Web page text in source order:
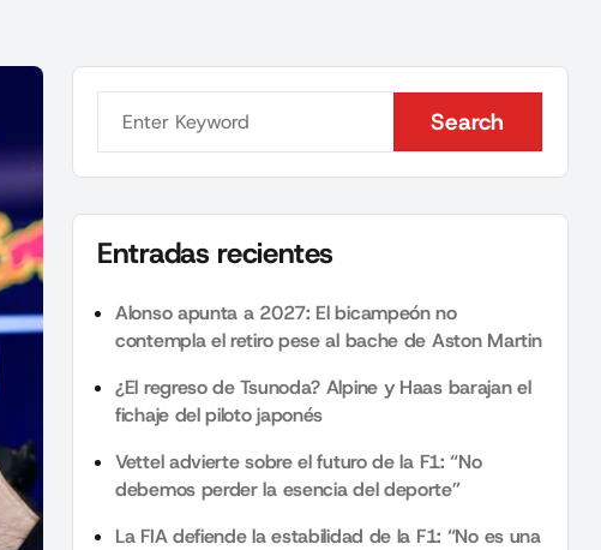
Search
Search
Entradas recientes
Alonso apunta a 2027: El bicampeón no
contempla el retiro pese al bache de Aston Martin
¿El regreso de Tsunoda? Alpine y Haas barajan el
fichaje del piloto japonés
Vettel advierte sobre el futuro de la F1: “No
debemos perder la esencia del deporte”
La FIA defiende la estabilidad de la F1: “No es una